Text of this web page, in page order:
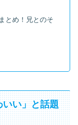
とめ！兄とのそ
いい」と話題